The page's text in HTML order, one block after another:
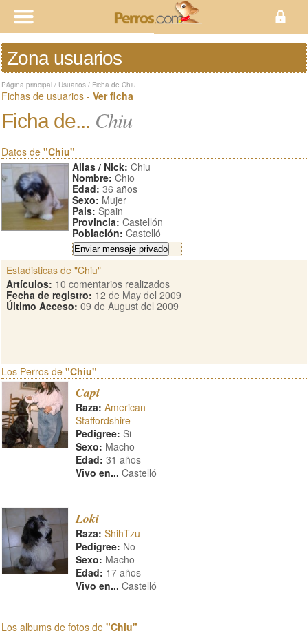
Zona usuarios
Página principal / Usuarios / Ficha de Chiu
Fichas de usuarios - Ver ficha
Ficha de... Chiu
Datos de "Chiu"
Alias / Nick: Chiu
Nombre: Chio
Edad: 36 años
Sexo: Mujer
Pais: Spain
Provincia: Castellón
Población: Castelló
Estadisticas de "Chiu"
Artículos: 10 comentarios realizados
Fecha de registro: 12 de May del 2009
Último Acceso: 09 de August del 2009
Los Perros de "Chiu"
Capi
Raza: American
Staffordshire
Pedigree: Si
Sexo: Macho
Edad: 31 años
Vivo en... Castelló
Loki
Raza: ShihTzu
Pedigree: No
Sexo: Macho
Edad: 17 años
Vivo en... Castelló
Los albums de fotos de "Chiu"